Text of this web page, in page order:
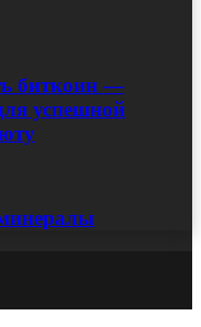
биткоин —
успешной